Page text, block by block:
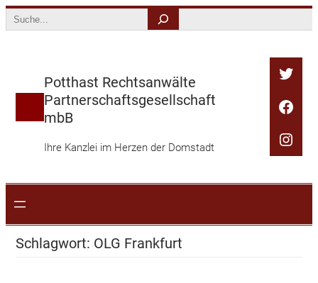
Search
Potthast Rechtsanwälte
Partnerschaftsgesellschaft
mbB
Ihre Kanzlei im Herzen der Domstadt
Schlagwort: OLG Frankfurt